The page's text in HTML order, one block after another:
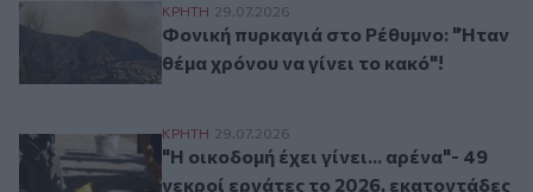
Φονική πυρκαγιά στο Ρέθυμνο: "Ήταν
ΚΡΗΤΗ 29.07.2026
Φονική πυρκαγιά στο Ρέθυμνο: "Ήταν
θέμα χρόνου να γίνει το κακό"!
"Η οικοδομή έχει γίνει... αρένα"- 49
ΚΡΗΤΗ 29.07.2026
"Η οικοδομή έχει γίνει... αρένα"- 49
νεκροί εργάτες το 2026, εκατοντάδες